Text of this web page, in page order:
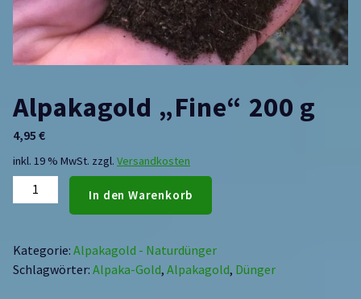
Alpakagold „Fine“ 200 g
4,95 €
inkl. 19 % MwSt. zzgl. Versandkosten
In den Warenkorb
Kategorie: Alpakagold - Naturdünger
Schlagwörter: Alpaka-Gold, Alpakagold, Dünger